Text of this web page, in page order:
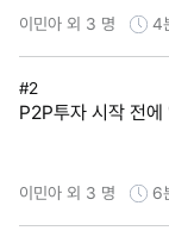
이민아 외 3 명 4
#2
P2P투자 시작 전에
이민아 외 3 명 6